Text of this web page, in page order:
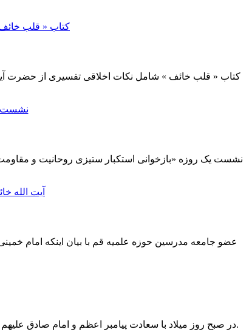
عضو جامعه مدرسین حوزه علمیه قم با بیان اینکه امام
در صبح روز میلاد با سعادت پیامبر اعظم و امام صادق علیهم السلام، دو نفر از طلاب مدرسه فقهی امام هادی علیه اسلام قم به دست مبارک حضرت آیت الله خائفی گیلانی، ملبس به لباس روحانیت شدند.